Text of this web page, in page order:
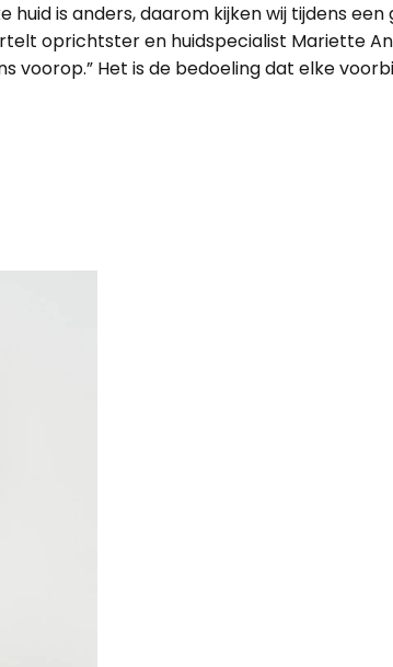
is anders, daarom kijken wij tijdens
oprichtster en huidspecialist Mariette
voorop.” Het is de bedoeling dat elke